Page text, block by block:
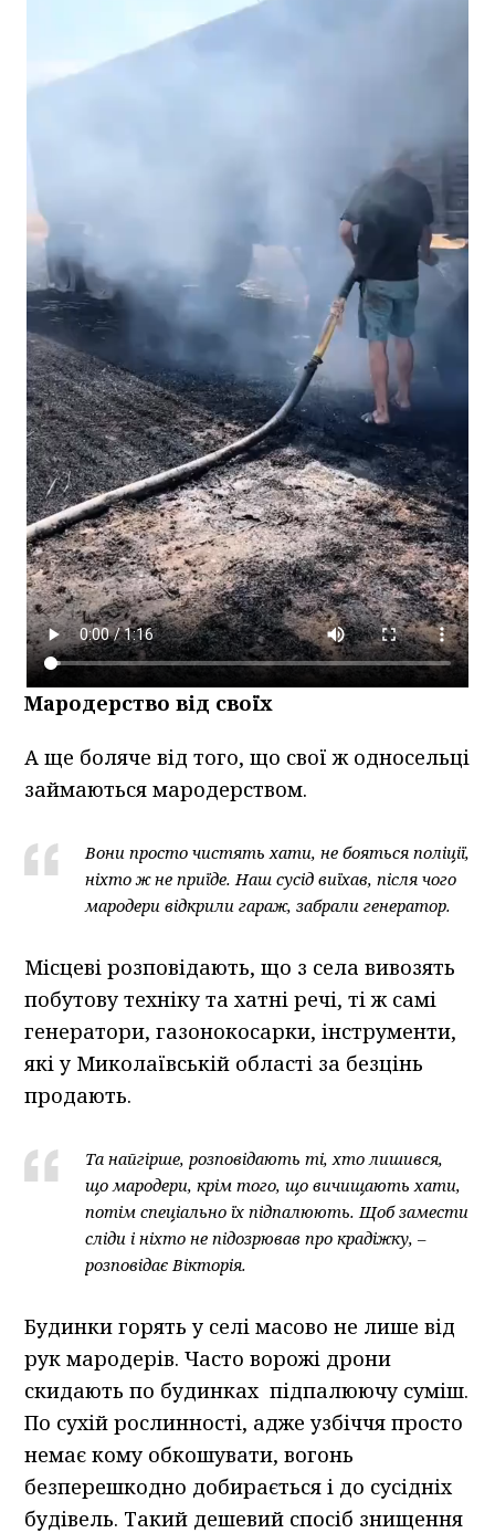
Мародерство від своїх
А ще боляче від того, що свої ж односельці
займаються мародерством.
Вони просто чистять хати, не бояться поліції,
ніхто ж не приїде. Наш сусід виїхав, після чого
мародери відкрили гараж, забрали генератор.
Місцеві розповідають, що з села вивозять
побутову техніку та хатні речі, ті ж самі
генератори, газонокосарки, інструменти,
які у Миколаївській області за безцінь
продають.
Та найгірше, розповідають ті, хто лишився,
що мародери, крім того, що вичищають хати,
потім спеціально їх підпалюють. Щоб замести
сліди і ніхто не підозрював про крадіжку, –
розповідає Вікторія.
Будинки горять у селі масово не лише від
рук мародерів. Часто ворожі дрони
скидають по будинках підпалюючу суміш.
По сухій рослинності, адже узбіччя просто
немає кому обкошувати, вогонь
безперешкодно добирається і до сусідніх
будівель. Такий дешевий спосіб знищення